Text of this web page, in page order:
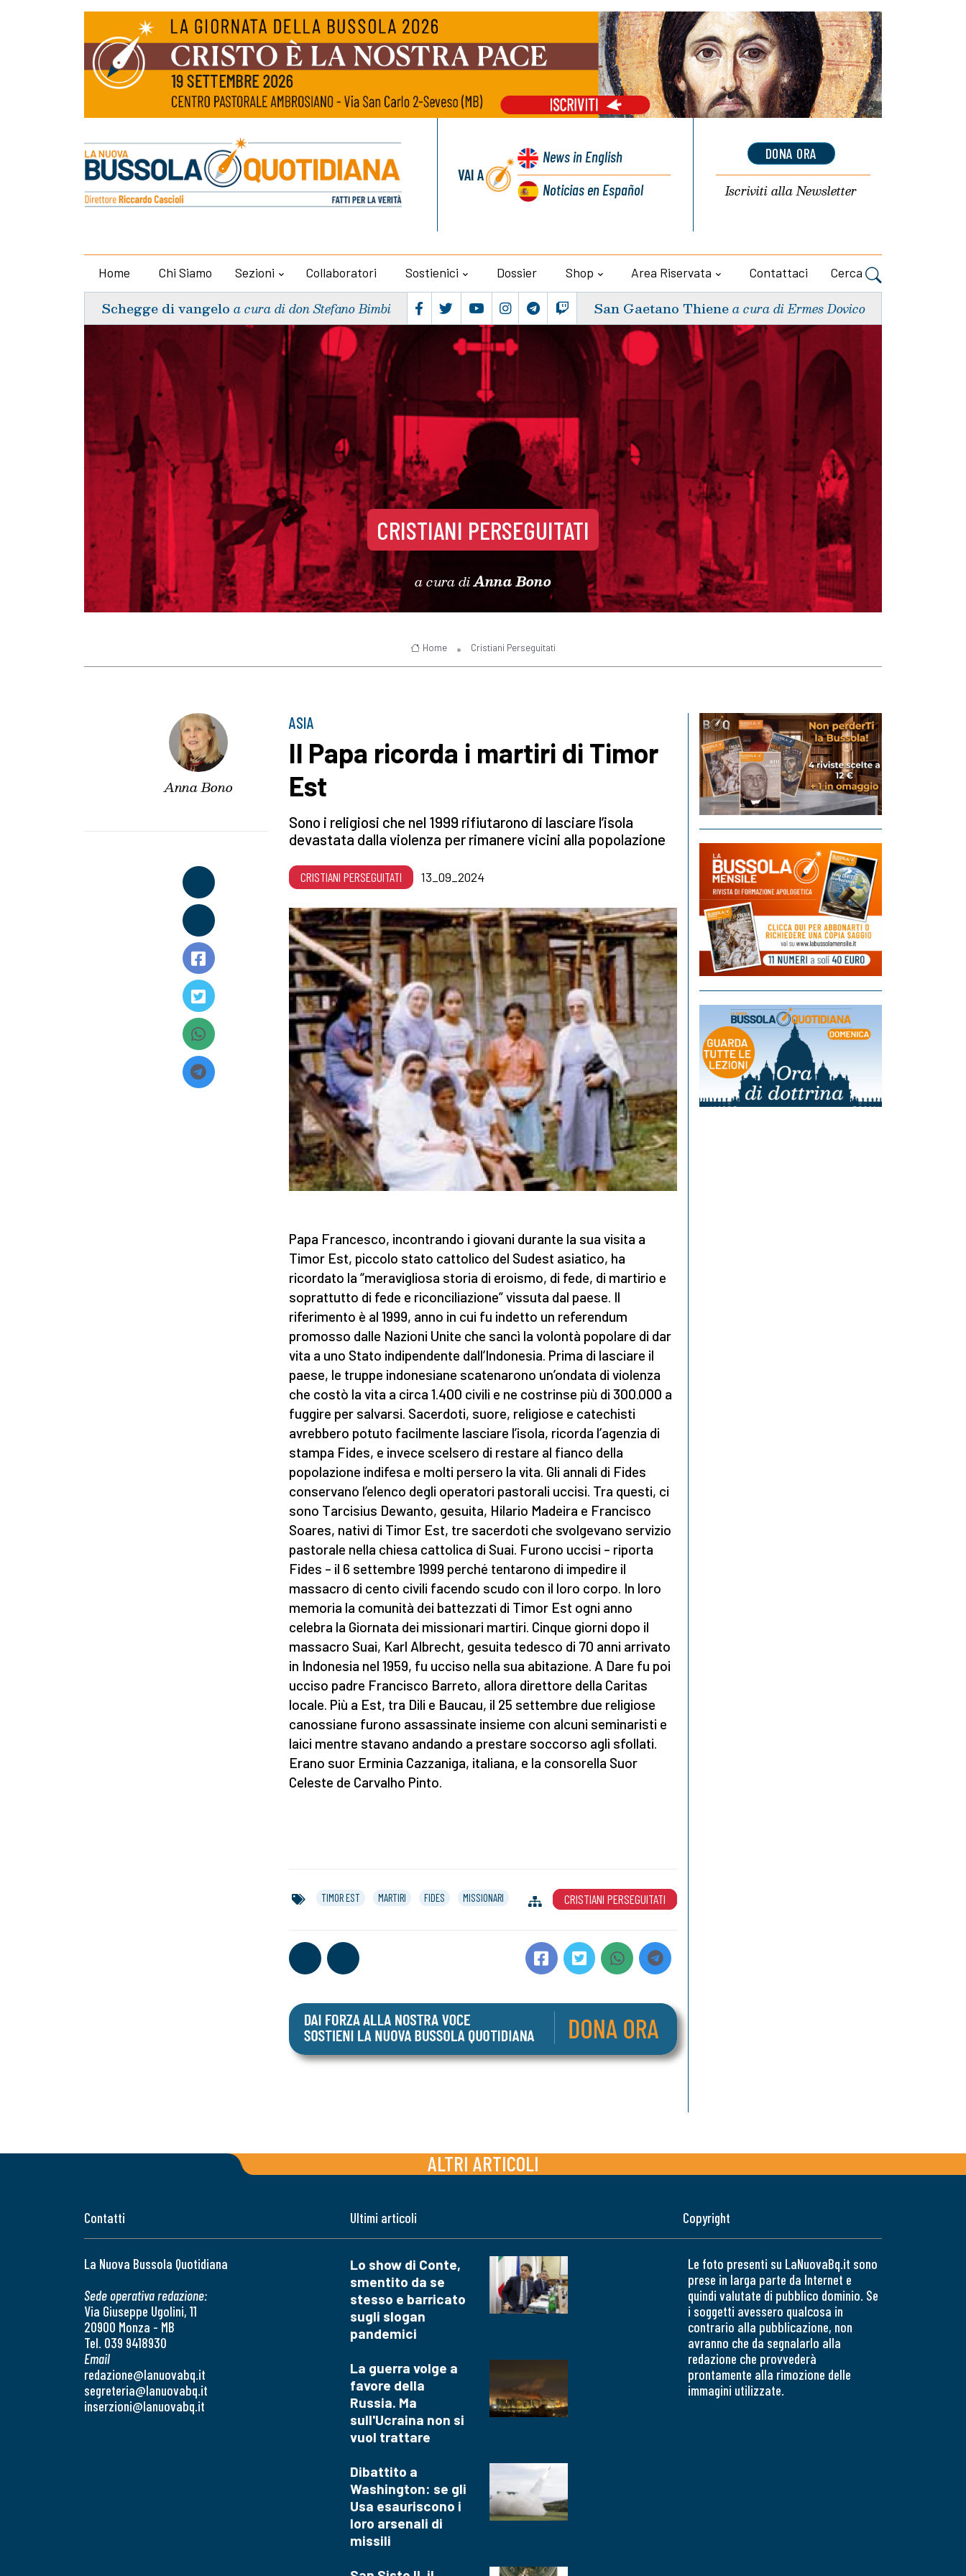
VAI A
Newsin English
Noticiasen Español
DONA ORA
Iscriviti allaNewsletter
Home Chi Siamo Sezioni Collaboratori Sostienici Dossier Shop Area Riservata Contattaci Cerca
Schegge di vangelo a cura di don Stefano Bimbi San Gaetano Thiene a cura di Ermes Dovico
CRISTIANI PERSEGUITATI
a cura diAnna Bono
Home Cristiani Perseguitati
Anna Bono
ASIA
Il Papa ricorda i martiri di Timor
Est
Sono i religiosi che nel 1999 rifiutarono di lasciare l’isola
devastata dalla violenza per rimanere vicini alla popolazione
CRISTIANI PERSEGUITATI 13_09_2024
Papa Francesco, incontrando i giovani durante la sua visita a
Timor Est, piccolo stato cattolico del Sudest asiatico, ha
ricordato la “meravigliosa storia di eroismo, di fede, di martirio e
soprattutto di fede e riconciliazione” vissuta dal paese. Il
riferimento è al 1999, anno in cui fu indetto un referendum
promosso dalle Nazioni Unite che sancì la volontà popolare di dar
vita a uno Stato indipendente dall’Indonesia. Prima di lasciare il
paese, le truppe indonesiane scatenarono un’ondata di violenza
che costò la vita a circa 1.400 civili e ne costrinse più di 300.000 a
fuggire per salvarsi. Sacerdoti, suore, religiose e catechisti
avrebbero potuto facilmente lasciare l’isola, ricorda l’agenzia di
stampa Fides, e invece scelsero di restare al fianco della
popolazione indifesa e molti persero la vita. Gli annali di Fides
conservano l’elenco degli operatori pastorali uccisi. Tra questi, ci
sono Tarcisius Dewanto, gesuita, Hilario Madeira e Francisco
Soares, nativi di Timor Est, tre sacerdoti che svolgevano servizio
pastorale nella chiesa cattolica di Suai. Furono uccisi – riporta
Fides – il 6 settembre 1999 perché tentarono di impedire il
massacro di cento civili facendo scudo con il loro corpo. In loro
memoria la comunità dei battezzati di Timor Est ogni anno
celebra la Giornata dei missionari martiri. Cinque giorni dopo il
massacro Suai, Karl Albrecht, gesuita tedesco di 70 anni arrivato
in Indonesia nel 1959, fu ucciso nella sua abitazione. A Dare fu poi
ucciso padre Francisco Barreto, allora direttore della Caritas
locale. Più a Est, tra Dili e Baucau, il 25 settembre due religiose
canossiane furono assassinate insieme con alcuni seminaristi e
laici mentre stavano andando a prestare soccorso agli sfollati.
Erano suor Erminia Cazzaniga, italiana, e la consorella Suor
Celeste de Carvalho Pinto.
TIMOR EST MARTIRI FIDES MISSIONARI CRISTIANI PERSEGUITATI
ALTRI ARTICOLI
Contatti
La Nuova Bussola Quotidiana
Sede operativa redazione:
Via Giuseppe Ugolini, 11
20900 Monza - MB
Tel. 039 9418930
Email
redazione@lanuovabq.it
segreteria@lanuovabq.it
inserzioni@lanuovabq.it
Ultimi articoli
Lo show di Conte,
smentito da se
stesso e barricato
sugli slogan
pandemici
La guerra volge a
favore della
Russia. Ma
sull'Ucraina non si
vuol trattare
Dibattito a
Washington: se gli
Usa esauriscono i
loro arsenali di
missili
Copyright
Le foto presenti su LaNuovaBq.it sono
prese in larga parte da Internet e
quindi valutate di pubblico dominio. Se
i soggetti avessero qualcosa in
contrario alla pubblicazione, non
avranno che da segnalarlo alla
redazione che provvederà
prontamente alla rimozione delle
immagini utilizzate.